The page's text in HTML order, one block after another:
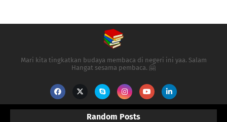
Mari kita tingkatkan budaya membaca di negeri ini yaa. Salam
Hangat sesama pembaca. 🤗
Random Posts